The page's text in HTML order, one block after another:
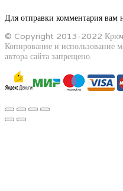
Для отправки комментария вам
© Copyright 2013-2022
Копирование и использование
автора сайта запрещено.